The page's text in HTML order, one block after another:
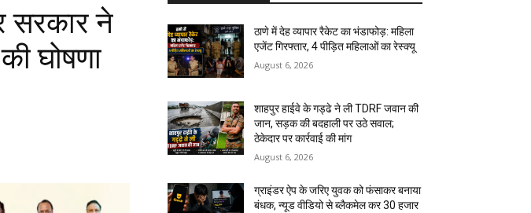
सरकार ने
घोषणा
ठाणे में देह व्यापार रैकेट का भंडाफोड़: महिला
एजेंट गिरफ्तार, 4 पीड़ित महिलाओं का रेस्क्यू
August 6, 2026
शाहपुर हाईवे के गड्ढे ने ली TDRF जवान की
जान, सड़क की बदहाली पर उठे सवाल;
ठेकेदार पर कार्रवाई की मांग
August 6, 2026
ग्राइंडर ऐप के जरिए युवक को फंसाकर बनाया
बंधक, न्यूड वीडियो से ब्लैकमेल कर ₹30 हजार